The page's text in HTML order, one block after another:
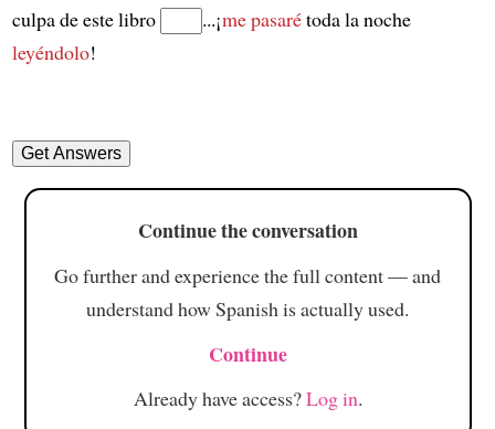
culpa de este libro
...¡me pasarétoda la noche
leyéndolo!
Continue the conversation
Go further and experience the full content — and
understand how Spanish is actually used.
Continue
Already have access?Log in.